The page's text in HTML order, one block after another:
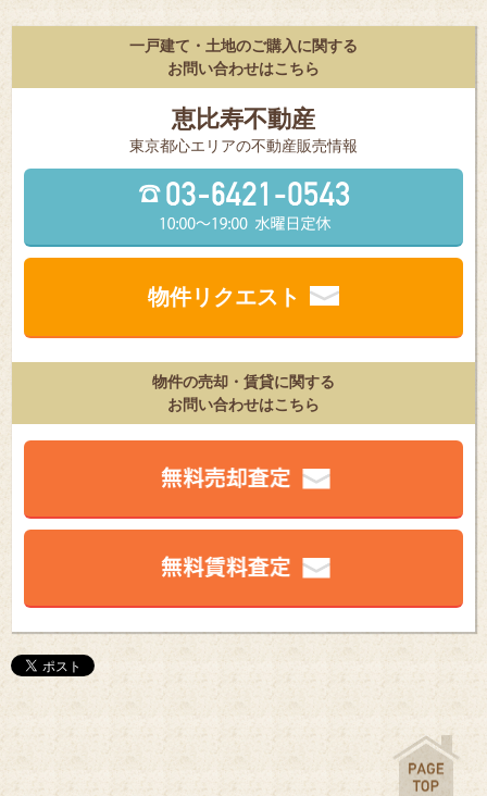
一戸建て・土地のご購入に関する
お問い合わせはこちら
恵比寿不動産
東京都⼼エリアの不動産販売情報
物件リクエスト
物件の売却・賃貸に関する
お問い合わせはこちら